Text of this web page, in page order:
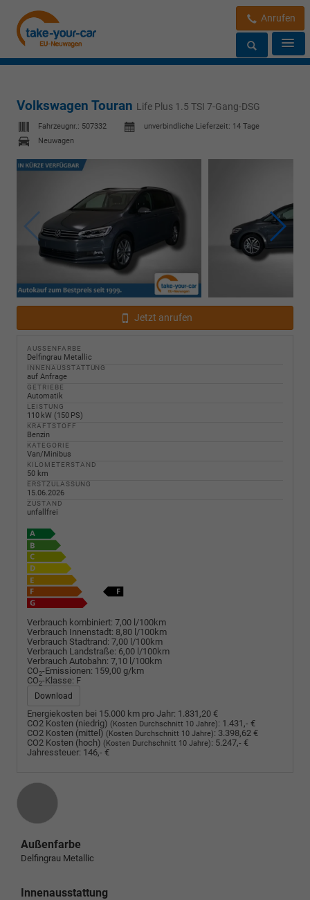
Anrufen
Volkswagen Touran Life Plus 1.5 TSI 7-Gang-DSG
Fahrzeugnr.: 507332 unverbindliche Lieferzeit: 14 Tage
Neuwagen
Jetzt anrufen
AUSSENFARBE
Delfingrau Metallic
INNENAUSSTATTUNG
auf Anfrage
GETRIEBE
Automatik
LEISTUNG
110 kW (150 PS)
KRAFTSTOFF
Benzin
KATEGORIE
Van/Minibus
KILOMETERSTAND
50 km
ERSTZULASSUNG
15.06.2026
ZUSTAND
unfallfrei
Verbrauch kombiniert: 7,00 l/100km
Verbrauch Innenstadt: 8,80 l/100km
Verbrauch Stadtrand: 7,00 l/100km
Verbrauch Landstraße: 6,00 l/100km
Verbrauch Autobahn: 7,10 l/100km
CO2-Emissionen: 159,00 g/km
CO2-Klasse: F
Download
Energiekosten bei 15.000 km pro Jahr: 1.831,20 €
CO2 Kosten (niedrig) (Kosten Durchschnitt 10 Jahre): 1.431,- €
CO2 Kosten (mittel) (Kosten Durchschnitt 10 Jahre): 3.398,62 €
CO2 Kosten (hoch) (Kosten Durchschnitt 10 Jahre): 5.247,- €
Jahressteuer: 146,- €
Außenfarbe
Delfingrau Metallic
Innenausstattung